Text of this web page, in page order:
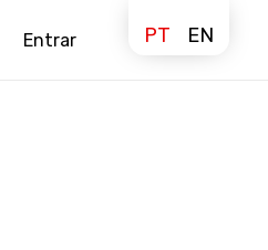
Entrar PT EN